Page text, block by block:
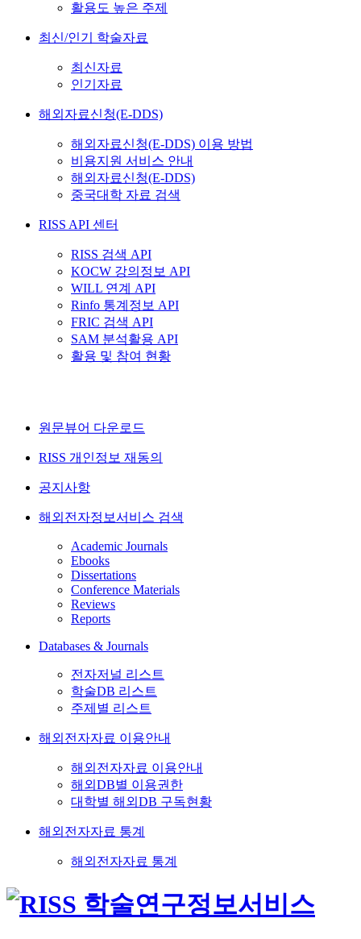
활용도 높은 주제
최신/인기 학술자료
최신자료
인기자료
해외자료신청(E-DDS)
해외자료신청(E-DDS) 이용 방법
비용지원 서비스 안내
해외자료신청(E-DDS)
중국대학 자료 검색
RISS API 센터
RISS 검색 API
KOCW 강의정보 API
WILL 연계 API
Rinfo 통계정보 API
FRIC 검색 API
SAM 분석활용 API
활용 및 참여 현황
원문뷰어 다운로드
RISS 개인정보 재동의
공지사항
해외전자정보서비스 검색
Academic Journals
Ebooks
Dissertations
Conference Materials
Reviews
Reports
Databases & Journals
전자저널 리스트
학술DB 리스트
주제별 리스트
해외전자자료 이용안내
해외전자자료 이용안내
해외DB별 이용권한
대학별 해외DB 구독현황
해외전자자료 통계
해외전자자료 통계